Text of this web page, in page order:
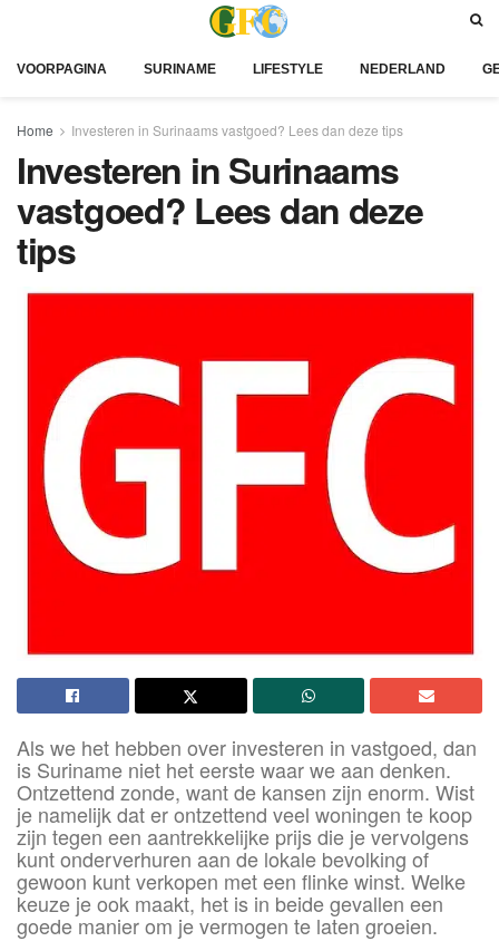
VOORPAGINA SURINAME LIFESTYLE NEDERLAND
Home Investeren in Surinaams vastgoed? Lees dan deze tips
Investeren in Surinaams
vastgoed? Lees dan deze
tips
Als we het hebben over investeren in vastgoed, dan
is Suriname niet het eerste waar we aan denken.
Ontzettend zonde, want de kansen zijn enorm. Wist
je namelijk dat er ontzettend veel woningen te koop
zijn tegen een aantrekkelijke prijs die je vervolgens
kunt onderverhuren aan de lokale bevolking of
gewoon kunt verkopen met een flinke winst. Welke
keuze je ook maakt, het is in beide gevallen een
goede manier om je vermogen te laten groeien.